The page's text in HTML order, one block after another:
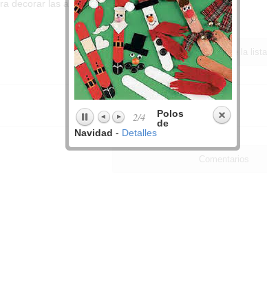
decorar las aulas de Infantil en Navidad.
Contenidos de la lista
Comentarios
2/4
Polos
de
Navidad - Detalles